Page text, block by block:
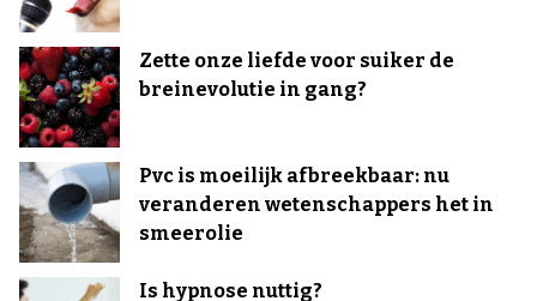
Zette onze liefde voor suiker de
breinevolutie in gang?
Pvc is moeilijk afbreekbaar: nu
veranderen wetenschappers het in
smeerolie
Is hypnose nuttig?